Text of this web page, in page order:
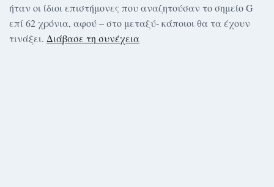
ήταν οι ίδιοι επιστήμονες που αναζητούσαν το σημείο G
επί 62 χρόνια, αφού – στο μεταξύ- κάποιοι θα τα έχουν
τινάξει. Διάβασε τη συνέχεια